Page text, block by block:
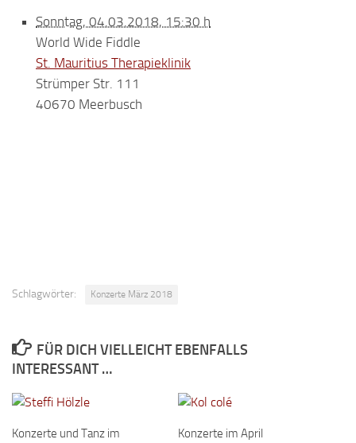
Sonntag, 04.03.2018, 15:30 h
World Wide Fiddle
St. Mauritius Therapieklinik
Strümper Str. 111
40670 Meerbusch
Schlagwörter: Konzerte März 2018
FÜR DICH VIELLEICHT EBENFALLS
INTERESSANT …
Konzerte und Tanz im
Konzerte im April